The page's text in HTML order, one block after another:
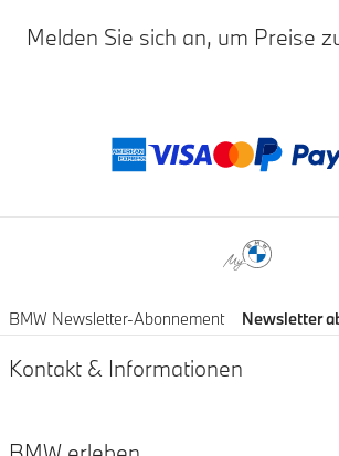
Melden Sie sich an, um Preise